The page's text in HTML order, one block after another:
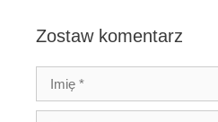
Zostaw komentarz